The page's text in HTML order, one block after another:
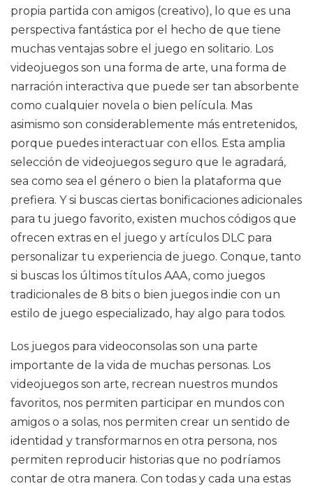
propia partida con amigos (creativo), lo que es una
perspectiva fantástica por el hecho de que tiene
muchas ventajas sobre el juego en solitario. Los
videojuegos son una forma de arte, una forma de
narración interactiva que puede ser tan absorbente
como cualquier novela o bien película. Mas
asimismo son considerablemente más entretenidos,
porque puedes interactuar con ellos. Esta amplia
selección de videojuegos seguro que le agradará,
sea como sea el género o bien la plataforma que
prefiera. Y si buscas ciertas bonificaciones adicionales
para tu juego favorito, existen muchos códigos que
ofrecen extras en el juego y artículos DLC para
personalizar tu experiencia de juego. Conque, tanto
si buscas los últimos títulos AAA, como juegos
tradicionales de 8 bits o bien juegos indie con un
estilo de juego especializado, hay algo para todos.
Los juegos para videoconsolas son una parte
importante de la vida de muchas personas. Los
videojuegos son arte, recrean nuestros mundos
favoritos, nos permiten participar en mundos con
amigos o a solas, nos permiten crear un sentido de
identidad y transformarnos en otra persona, nos
permiten reproducir historias que no podríamos
contar de otra manera. Con todas y cada una estas